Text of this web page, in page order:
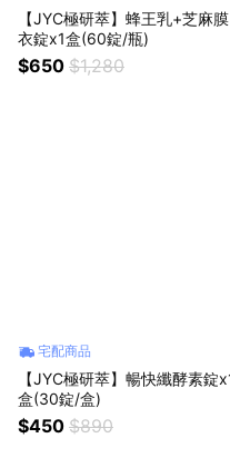
【JYC極研萃】蜂王乳+芝麻膜
衣錠x1盒(60錠/瓶)
$650 $1,280
宅配商品
【JYC極研萃】暢快纖酵素錠
盒(30錠/盒)
$450 $890